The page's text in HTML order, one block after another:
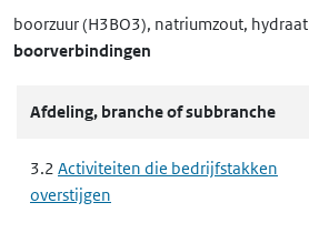
boorzuur (H3BO3), natriumzout, hydraat
boorverbindingen
Afdeling, branche of subbranche
3.2 Activiteiten die bedrijfstakken
overstijgen